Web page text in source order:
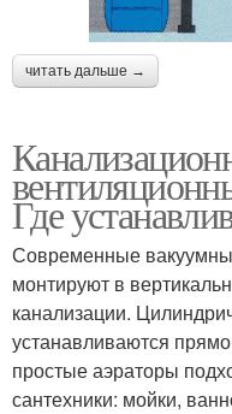
читать дальше →
Где
Современные
монтируют в
канализации.
устанавливаются
простые аэраторы
сантехники: мойки,